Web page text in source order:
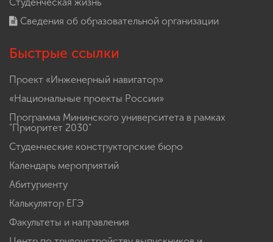
Сведения об образовательной организации
Быстрые ссылки
Проект «Инженерный навигатор»
«Национальные проекты России»
Программа Мининского университета в рамках
"Приоритет 2030"
Студенческие конструкторские бюро
Календарь мероприятий
Абитуриенту
Калькулятор ЕГЭ
Факультеты и направления